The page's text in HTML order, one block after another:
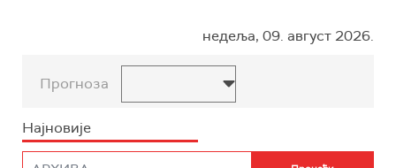
недеља, 09. август 2026.
Прогноза
Најновије